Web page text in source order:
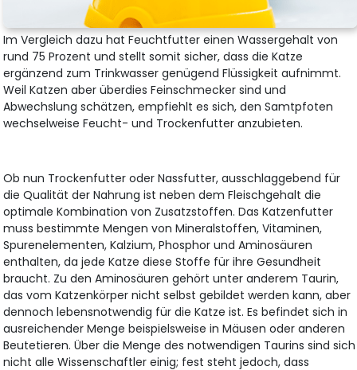
Im Vergleich dazu hat Feuchtfutter einen Wassergehalt von
rund 75 Prozent und stellt somit sicher, dass die Katze
ergänzend zum Trinkwasser genügend Flüssigkeit aufnimmt.
Weil Katzen aber überdies Feinschmecker sind und
Abwechslung schätzen, empfiehlt es sich, den Samtpfoten
wechselweise Feucht- und Trockenfutter anzubieten.
Ob nun Trockenfutter oder Nassfutter, ausschlaggebend für
die Qualität der Nahrung ist neben dem Fleischgehalt die
optimale Kombination von Zusatzstoffen. Das Katzenfutter
muss bestimmte Mengen von Mineralstoffen, Vitaminen,
Spurenelementen, Kalzium, Phosphor und Aminosäuren
enthalten, da jede Katze diese Stoffe für ihre Gesundheit
braucht. Zu den Aminosäuren gehört unter anderem Taurin,
das vom Katzenkörper nicht selbst gebildet werden kann, aber
dennoch lebensnotwendig für die Katze ist. Es befindet sich in
ausreichender Menge beispielsweise in Mäusen oder anderen
Beutetieren. Über die Menge des notwendigen Taurins sind sich
nicht alle Wissenschaftler einig; fest steht jedoch, dass